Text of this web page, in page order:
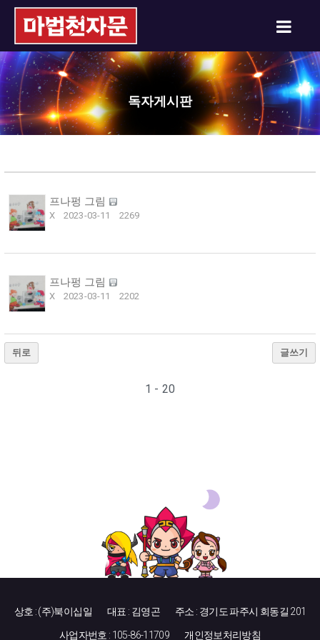
독자게시판
프나펑 그림
X 2023-03-11 2269
프나펑 그림
X 2023-03-11 2202
뒤로 글쓰기
1 - 20
상호 : (주)북이십일 대표 : 김영곤 주소 : 경기도 파주시 회동길 201
사업자번호 : 105-86-11709 개인정보처리방침